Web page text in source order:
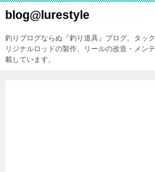
blog@lurestyle
釣りブログならぬ『釣り道具』ブログ。タッ
リジナルロッドの製作、リールの改造・メン
載しています。